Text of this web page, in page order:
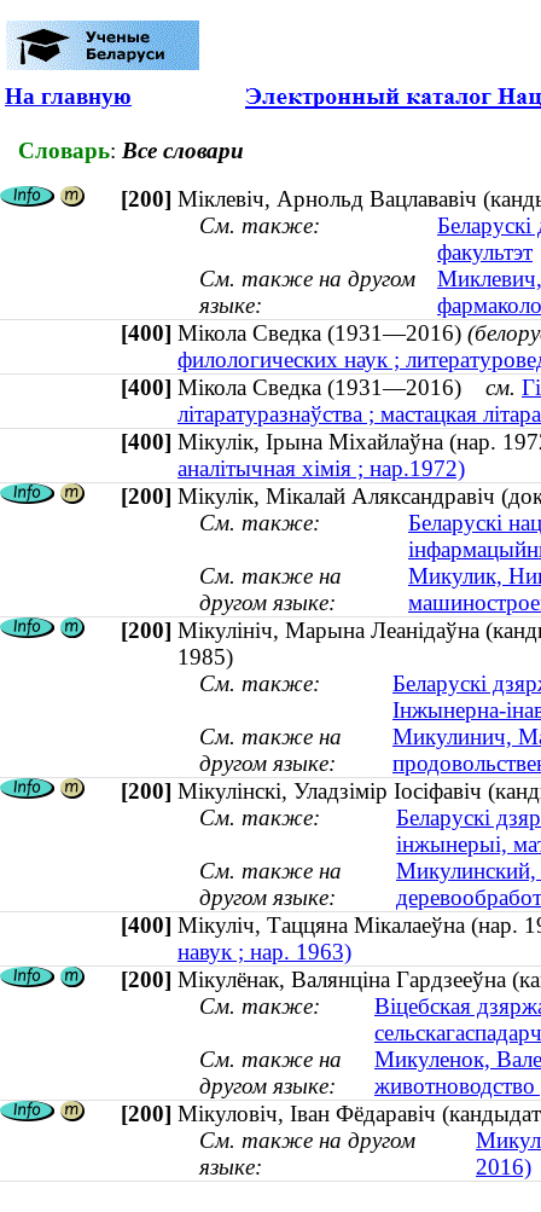
На главную
Словарь: Все словари
[200] Міклевіч, Арнольд Вацлававіч
См. также:
факультэт
См. также на другом
языке:
[400] Мікола Сведка (1931—2016)
филологических наук ;
[400] Мікола Сведка (1931—2016) см.
літаратуразнаўства ; мастацкая
[400] Мікулік, Ірына Міхайлаўна (нар.
аналітычная хімія ; нар.1972)
[200] Мікулік, Мікалай Аляксандравіч
См. также:
Беларускі
См. также на
другом языке:
Микулик,
[200] Мікулініч, Марына Леанідаўна
1985)
См. также:
Беларускі
Інжынерна-
См. также на
другом языке:
Микулинич,
[200] Мікулінскі, Уладзімір Іосіфавіч
См. также:
Беларускі
інжынерыі,
См. также на
другом языке:
Микулинский,
[400] Мікуліч, Таццяна Мікалаеўна
навук ; нар. 1963)
[200] Мікулёнак, Валянціна Гардзееўна
См. также:
Віцебская
См. также на
другом языке:
Микуленок,
[200] Мікуловіч, Іван Фёдаравіч
См. также на другом
языке:
2016)